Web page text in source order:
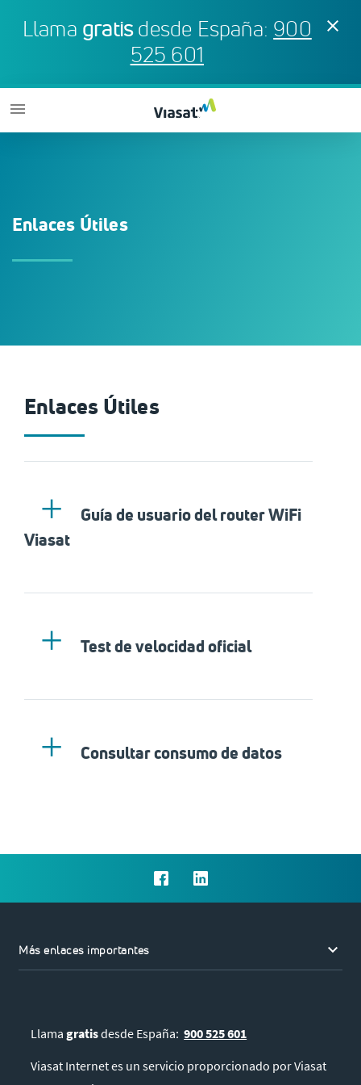
Llama gratisdesde España: 900
525 601
clear
menu
Enlaces Útiles
Enlaces Útiles
Guía de usuario del router WiFi
Viasat
Test de velocidad oficial
Consultar consumo de datos
Más enlaces importantes keyboard_arrow_down
Llamagratisdesde España:900 525 601
Viasat Internet es un servicio proporcionado por Viasat